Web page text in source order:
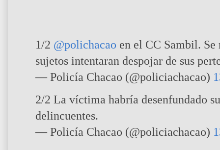
1/2 @polichacao en el CC Sambil. Se
sujetos intentaran despojar de sus
— Policía Chacao (@policiachacao)
2/2 La víctima habría desenfundado
delincuentes.
— Policía Chacao (@policiachacao)